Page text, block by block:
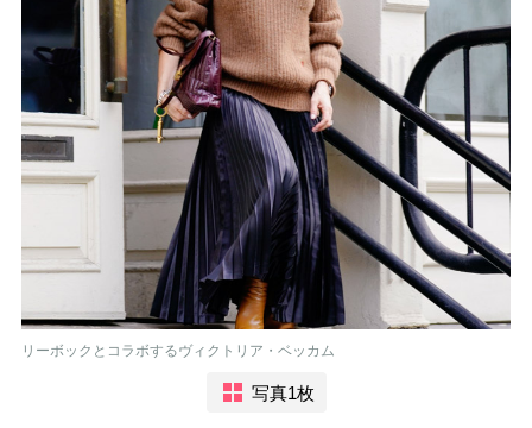
リーボックとコラボするヴィクトリア・ベッカム
写真1枚